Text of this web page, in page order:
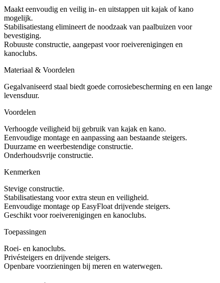
Maakt eenvoudig en veilig in- en uitstappen uit kajak of kano
mogelijk.
Stabilisatiestang elimineert de noodzaak van paalbuizen voor
bevestiging.
Robuuste constructie, aangepast voor roeiverenigingen en
kanoclubs.
Materiaal & Voordelen
Gegalvaniseerd staal biedt goede corrosiebescherming en een lange
levensduur.
Voordelen
Verhoogde veiligheid bij gebruik van kajak en kano.
Eenvoudige montage en aanpassing aan bestaande steigers.
Duurzame en weerbestendige constructie.
Onderhoudsvrije constructie.
Kenmerken
Stevige constructie.
Stabilisatiestang voor extra steun en veiligheid.
Eenvoudige montage op EasyFloat drijvende steigers.
Geschikt voor roeiverenigingen en kanoclubs.
Toepassingen
Roei- en kanoclubs.
Privésteigers en drijvende steigers.
Openbare voorzieningen bij meren en waterwegen.